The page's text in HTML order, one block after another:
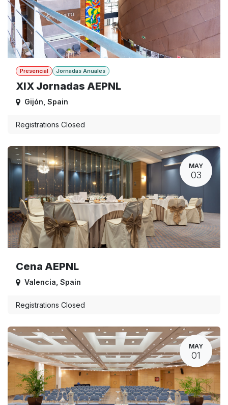
Presencial Jornadas Anuales
XIX Jornadas AEPNL
Gijón Spain
Registrations Closed
MAY
03
Cena AEPNL
Valencia Spain
Registrations Closed
MAY
01